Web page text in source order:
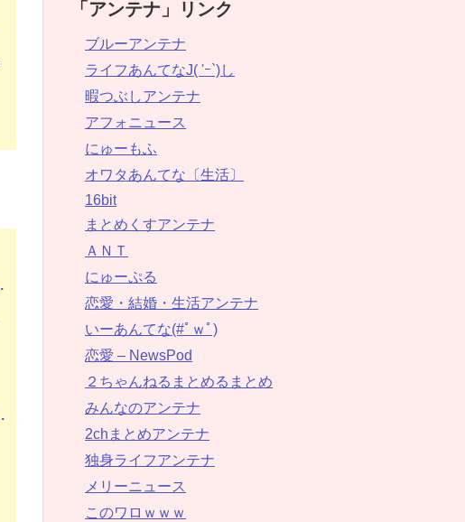
「アンテナ」リンク
ブルーアンテナ
ライフあんてなJ( 'ｰ`)し
暇つぶしアンテナ
アフォニュース
にゅーもふ
オワタあんてな〔生活〕
16bit
まとめくすアンテナ
ＡＮＴ
にゅーぷる
恋愛・結婚・生活アンテナ
いーあんてな(#ﾟｗﾟ)
恋愛 – NewsPod
２ちゃんねるまとめるまとめ
みんなのアンテナ
2chまとめアンテナ
独身ライフアンテナ
メリーニュース
このワロｗｗｗ